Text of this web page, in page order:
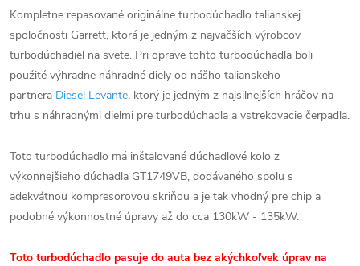
Kompletne repasované originálne turbodúchadlo talianskej
spoločnosti Garrett, ktorá je jedným z najväčších výrobcov
turbodúchadiel na svete. Pri oprave tohto turbodúchadla boli
použité výhradne náhradné diely od nášho talianskeho
partnera Diesel Levante, ktorý je jedným z najsilnejších hráčov na
trhu s náhradnými dielmi pre turbodúchadla a vstrekovacie čerpadla.
Toto turbodúchadlo má inštalované dúchadlové kolo z
výkonnejšieho dúchadla GT1749VB, dodávaného spolu s
adekvátnou kompresorovou skriňou a je tak vhodný pre chip a
podobné výkonnostné úpravy až do cca 130kW - 135kW.
Toto turbodúchadlo pasuje do auta bez akýchkoľvek úprav na